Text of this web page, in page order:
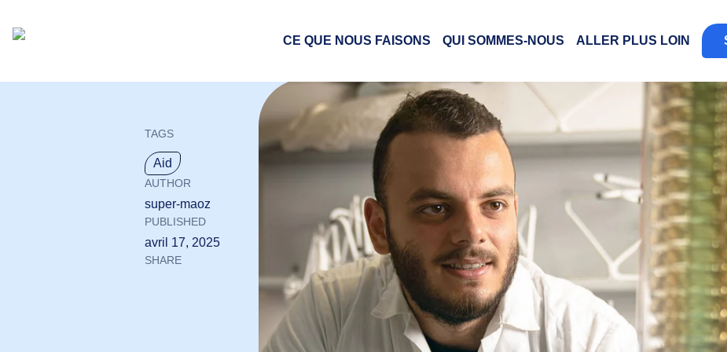
CE QUE NOUS FAISONS QUI SOMMES-NOUS ALLER PLUS LOIN
TAGS
Aid
AUTHOR
super-maoz
PUBLISHED
avril 17, 2025
SHARE